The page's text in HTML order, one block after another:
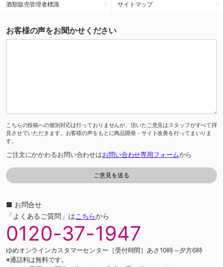
酒類販売管理者標識 サイトマップ
お客様の声をお聞かせください
こちらの投稿への個別対応は行っておりませんが、頂いたご意見はスタッフがすべて拝
見させていただきます。お客様の声をもとに商品開発・サイト改善を行ってまいりま
す。
ご注文にかかわるお問い合わせはお問い合わせ専用フォームから
■ お問合せ
「よくあるご質問」はこちらから
0120-37-1947
ゆめオンラインカスタマーセンター［受付時間］あさ10時～夕方6時
※通話料は無料です。